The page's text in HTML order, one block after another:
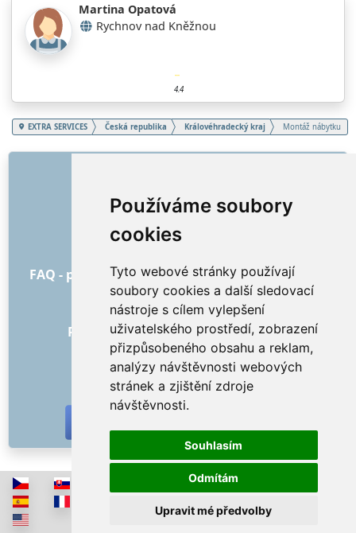
Používáme soubory
cookies
Tyto webové stránky používají
soubory cookies a další sledovací
nástroje s cílem vylepšení
uživatelského prostředí, zobrazení
přizpůsobeného obsahu a reklam,
analýzy návštěvnosti webových
stránek a zjištění zdroje
návštěvnosti.
Souhlasím
Odmítám
Upravit mé předvolby
Martina Opatová
Rychnov nad Kněžnou
4.4
EXTRA SERVICES Česká republika Královéhradecký kraj Montáž nábytku
O nás
Jak to všechno začalo
Ceník
FAQ - pro objednatele FAQ - pro poskytovatele
Reklama a marketing
Blog
Recenze objednávek s hodnocením
Kontakt
SOCIÁLNÍ SÍTĚ